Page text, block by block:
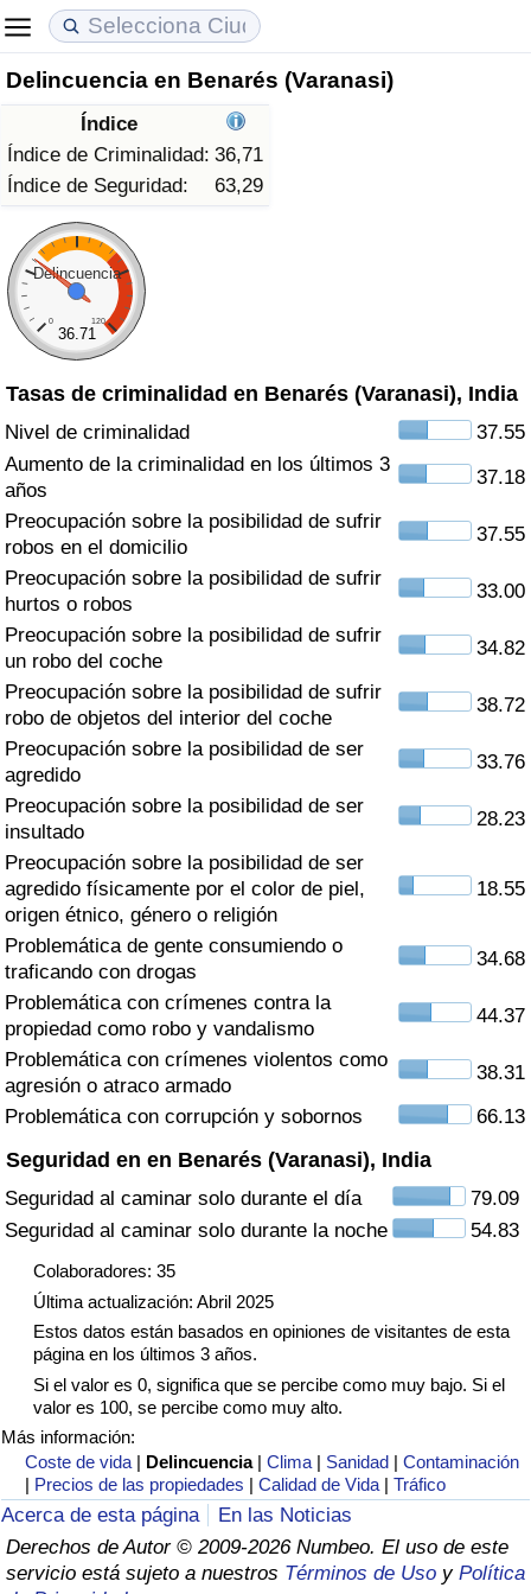
Delincuencia en Benarés (Varanasi)
Índice
Índice de Criminalidad: 36,71
Índice de Seguridad:
63,29
Delincuencia
0 120
36.71
Tasas de criminalidad en Benarés (Varanasi), India
Nivel de criminalidad
37.55
Aumento de la criminalidad en los últimos 3
años
37.18
Preocupación sobre la posibilidad de sufrir
robos en el domicilio
37.55
Preocupación sobre la posibilidad de sufrir
hurtos o robos
33.00
Preocupación sobre la posibilidad de sufrir
un robo del coche
34.82
Preocupación sobre la posibilidad de sufrir
robo de objetos del interior del coche
38.72
Preocupación sobre la posibilidad de ser
agredido
33.76
Preocupación sobre la posibilidad de ser
insultado
28.23
Preocupación sobre la posibilidad de ser
agredido físicamente por el color de piel,
origen étnico, género o religión
18.55
Problemática de gente consumiendo o
traficando con drogas
34.68
Problemática con crímenes contra la
propiedad como robo y vandalismo
44.37
Problemática con crímenes violentos como
agresión o atraco armado
38.31
Problemática con corrupción y sobornos
66.13
Seguridad en en Benarés (Varanasi), India
Seguridad al caminar solo durante el día
79.09
Seguridad al caminar solo durante la noche
54.83
Colaboradores: 35
Última actualización: Abril 2025
Estos datos están basados en opiniones de visitantes de esta
página en los últimos 3 años.
Si el valor es 0, significa que se percibe como muy bajo. Si el
valor es 100, se percibe como muy alto.
Más información:
Coste de vida | Delincuencia |Clima | Sanidad |Contaminación
| Precios de las propiedades |Calidad de Vida |Tráfico
Acerca de esta página
En las Noticias
Derechos de Autor © 2009-2026 Numbeo. El uso de este
servicio está sujeto a nuestros Términos de Uso y Política
Coste de vida
Índice de Costo de Vida (Actual)
Índice de Costo de Vida
Índice de costo de vida por país
en aqaba
Precios de las propiedades
Índice de Precios de Inmuebles (Actual)
Índice de Precios de Inmuebles
Índice de Precios de Inmuebles por País
Calidad de Vida
Índice de Calidad de Vida
Índice de Calidad de Vida (Actual)
Índice de calidad de vida por país
Delincuencia
Calificación del Índice de Criminalidad
(Actual)
Índice de Criminalidad
Índice de criminalidad por país
Sanidad
Índice de Sanidad (Actual)
Índice de Sanidad
Índice de Sanidad por País
Contaminación
Índice de Contaminación (Actual)
Índice de contaminación
Índice de Contaminación por País
Tráfico
Índice de Tráfico
Índice de Tráfico (Actual)
Índice de Tráfico por País